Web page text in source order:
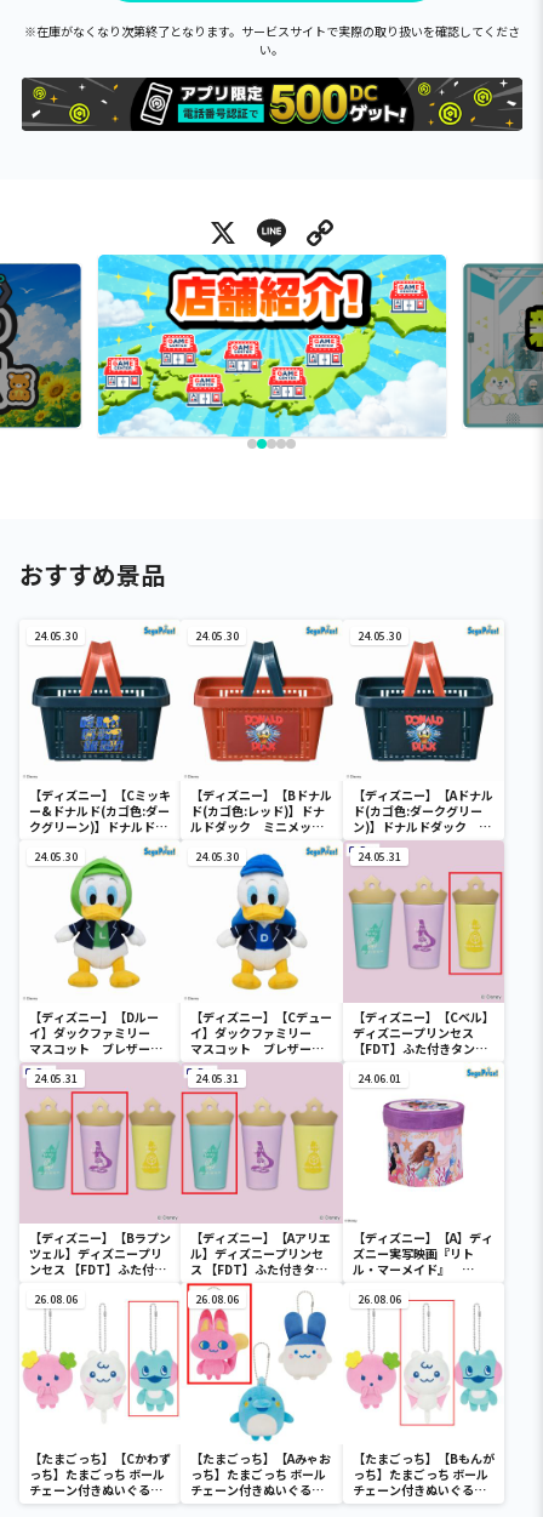
※在庫がなくなり次第終了となります。サービスサイトで実際の取り扱いを確認してくださ
い。
X Line
おすすめ景品
24.05.30
【ディズニー】【Cミッキ
ー&ドナルド(カゴ色:ダー
クグリーン)】ドナルドダ
ック ミニメッシュカゴ
24.05.30
【ディズニー】【Bドナル
ド(カゴ色:レッド)】ドナ
ルドダック ミニメッシ
24.05.30
【ディズニー】【Aドナル
ド(カゴ色:ダークグリー
ン)】ドナルドダック ミ
ニメッシュカゴ
24.05.30
【ディズニー】【Dルー
イ】ダックファミリー
マスコット ブレザーコ
スチューム
24.05.30
【ディズニー】【Cデュー
イ】ダックファミリー
マスコット ブレザーコ
スチューム
24.05.31
【ディズニー】【Cベル】
ディズニープリンセス
【FDT】ふた付きタンブ
24.05.31
【ディズニー】【Bラプン
ツェル】ディズニープリ
ンセス 【FDT】ふた付き
24.05.31
【ディズニー】【Aアリエ
ル】ディズニープリンセ
ス 【FDT】ふた付きタン
ブラー
24.06.01
【ディズニー】【A】ディ
ズニー実写映画『リト
ル・マーメイド』
チェアー
26.08.06
【たまごっち】【Cかわず
っち】たまごっち ボール
チェーン付きぬいぐるみ
～Tamagotchi
26.08.06
【たまごっち】【Aみゃお
っち】たまごっち ボール
チェーン付きぬいぐるみ
～Tamagotchi
26.08.06
【たまごっち】【Bもんが
っち】たまごっち ボール
チェーン付きぬいぐるみ
～Tamagotchi